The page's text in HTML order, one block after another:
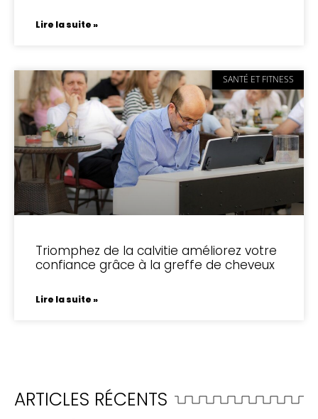
Lire la suite »
SANTÉ ET FITNESS
Triomphez de la calvitie améliorez votre
confiance grâce à la greffe de cheveux
Lire la suite »
ARTICLES RÉCENTS